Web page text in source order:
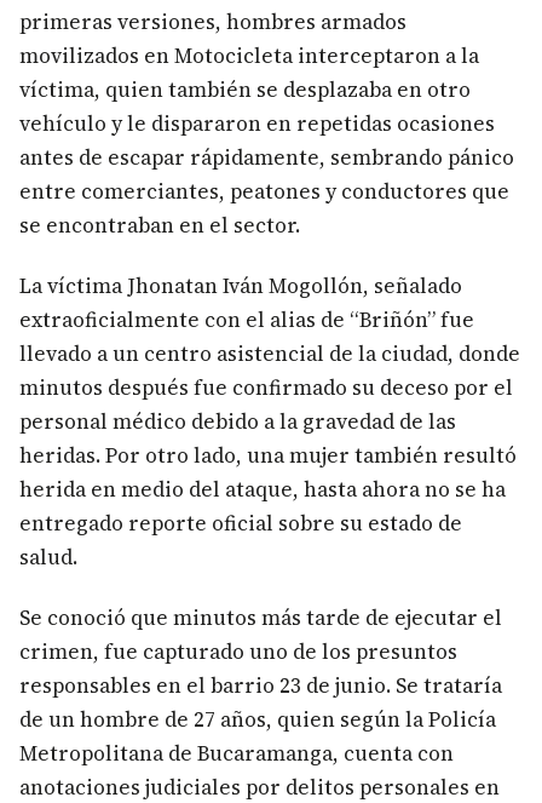
primeras versiones, hombres armados
movilizados en Motocicleta interceptaron a la
víctima, quien también se desplazaba en otro
vehículo y le dispararon en repetidas ocasiones
antes de escapar rápidamente, sembrando pánico
entre comerciantes, peatones y conductores que
se encontraban en el sector.
La víctima Jhonatan Iván Mogollón, señalado
extraoficialmente con el alias de “Briñón” fue
llevado a un centro asistencial de la ciudad, donde
minutos después fue confirmado su deceso por el
personal médico debido a la gravedad de las
heridas. Por otro lado, una mujer también resultó
herida en medio del ataque, hasta ahora no se ha
entregado reporte oficial sobre su estado de
salud.
Se conoció que minutos más tarde de ejecutar el
crimen, fue capturado uno de los presuntos
responsables en el barrio 23 de junio. Se trataría
de un hombre de 27 años, quien según la Policía
Metropolitana de Bucaramanga, cuenta con
anotaciones judiciales por delitos personales en